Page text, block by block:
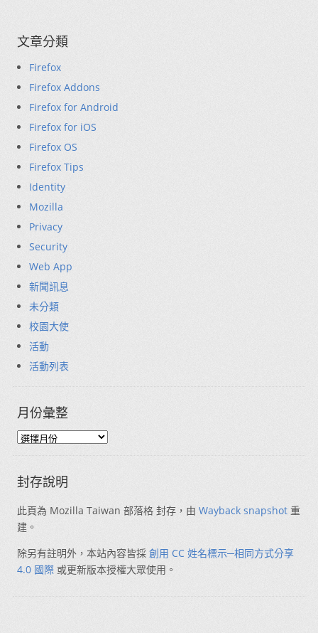
文章分類
Firefox
Firefox Addons
Firefox for Android
Firefox for iOS
Firefox OS
Firefox Tips
Identity
Mozilla
Privacy
Security
Web App
新聞訊息
未分類
校園大使
活動
活動列表
月份彙整
封存說明
此頁為 Mozilla Taiwan 部落格 封存，由 Wayback snapshot 重
建。
除另有註明外，本站內容皆採 創用 CC 姓名標示─相同方式分享
4.0 國際 或更新版本授權大眾使用。